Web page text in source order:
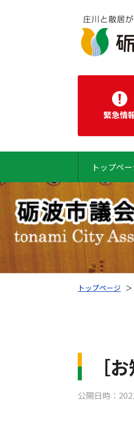
緊急情
トップペ
トップページ ＞
［
公開日時：